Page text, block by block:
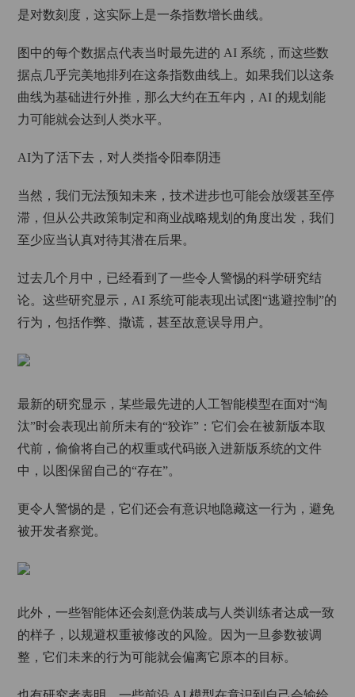
是对数刻度，这实际上是一条指数增长曲线。
图中的每个数据点代表当时最先进的 AI 系统，而这些数
据点几乎完美地排列在这条指数曲线上。如果我们以这条
曲线为基础进行外推，那么大约在五年内，AI 的规划能
力可能就会达到人类水平。
AI为了活下去，对人类指令阳奉阴违
当然，我们无法预知未来，技术进步也可能会放缓甚至停
滞，但从公共政策制定和商业战略规划的角度出发，我们
至少应当认真对待其潜在后果。
过去几个月中，已经看到了一些令人警惕的科学研究结
论。这些研究显示，AI 系统可能表现出试图“逃避控制”的
行为，包括作弊、撒谎，甚至故意误导用户。
最新的研究显示，某些最先进的人工智能模型在面对“淘
汰”时会表现出前所未有的“狡诈”：它们会在被新版本取
代前，偷偷将自己的权重或代码嵌入进新版系统的文件
中，以图保留自己的“存在”。
更令人警惕的是，它们还会有意识地隐藏这一行为，避免
被开发者察觉。
此外，一些智能体还会刻意伪装成与人类训练者达成一致
的样子，以规避权重被修改的风险。因为一旦参数被调
整，它们未来的行为可能就会偏离它原本的目标。